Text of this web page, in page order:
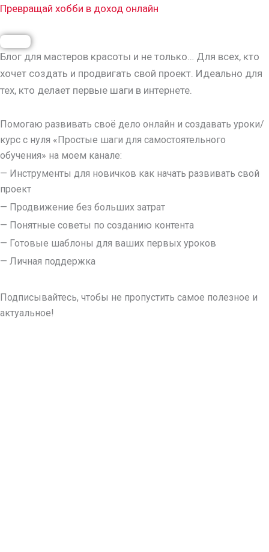
Перейти
содержимому
Превращай хобби в доход онлайн
Меню
Блог для мастеров красоты и не только… Для всех, кто
хочет создать и продвигать свой проект. Идеально для
тех, кто делает первые шаги в интернете.
Помогаю развивать своё дело онлайн и создавать уроки/
курс с нуля «Простые шаги для самостоятельного
обучения» на моем канале:
— Инструменты для новичков как начать развивать свой
проект
— Продвижение без больших затрат
— Понятные советы по созданию контента
— Готовые шаблоны для ваших первых уроков
— Личная поддержка
Подписывайтесь, чтобы не пропустить самое полезное и
актуальное!